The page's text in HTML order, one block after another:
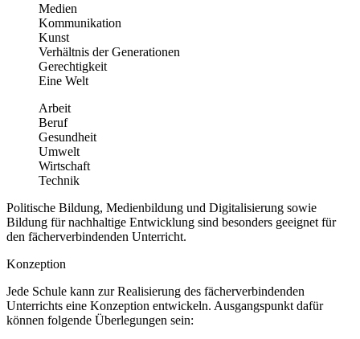
Medien
Kommunikation
Kunst
Verhältnis der Generationen
Gerechtigkeit
Eine Welt
Arbeit
Beruf
Gesundheit
Umwelt
Wirtschaft
Technik
Politische Bildung, Medienbildung und Digitalisierung sowie
Bildung für nachhaltige Entwicklung sind besonders geeignet für
den fächerverbindenden Unterricht.
Konzeption
Jede Schule kann zur Realisierung des fächerverbindenden
Unterrichts eine Konzeption entwickeln. Ausgangspunkt dafür
können folgende Überlegungen sein: